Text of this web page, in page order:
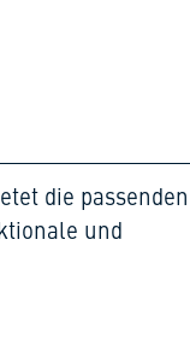
die passenden
und